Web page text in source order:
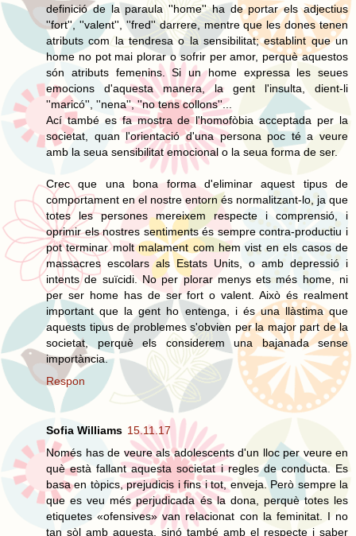
definició de la paraula ''home'' ha de portar els adjectius
''fort'', ''valent'', ''fred'' darrere, mentre que les dones tenen
atributs com la tendresa o la sensibilitat; establint que un
home no pot mai plorar o sofrir per amor, perquè aquestos
són atributs femenins. Si un home expressa les seues
emocions d'aquesta manera, la gent l'insulta, dient-li
''maricó'', ''nena'', ''no tens collons''...
Ací també es fa mostra de l'homofòbia acceptada per la
societat, quan l'orientació d'una persona poc té a veure
amb la seua sensibilitat emocional o la seua forma de ser.
Crec que una bona forma d'eliminar aquest tipus de
comportament en el nostre entorn és normalitzant-lo, ja que
totes les persones mereixem respecte i comprensió, i
oprimir els nostres sentiments és sempre contra-productiu i
pot terminar molt malament com hem vist en els casos de
massacres escolars als Estats Units, o amb depressió i
intents de suïcidi. No per plorar menys ets més home, ni
per ser home has de ser fort o valent. Això és realment
important que la gent ho entenga, i és una llàstima que
aquests tipus de problemes s'obvien per la major part de la
societat, perquè els considerem una bajanada sense
importància.
Respon
Sofia Williams 15.11.17
Només has de veure als adolescents d'un lloc per veure en
què està fallant aquesta societat i regles de conducta. Es
basa en tòpics, prejudicis i fins i tot, enveja. Però sempre la
que es veu més perjudicada és la dona, perquè totes les
etiquetes «ofensives» van relacionat con la feminitat. I no
tan sòl amb aquesta, sinó també amb el respecte i saber